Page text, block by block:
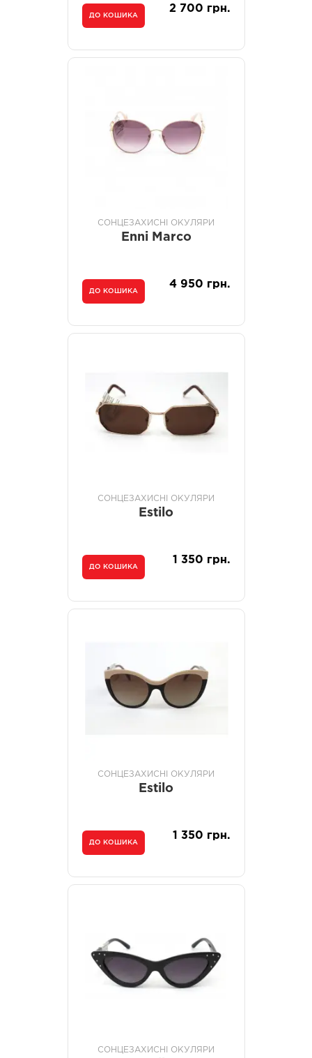
ДО КОШИКА
2 700 грн.
СОНЦЕЗАХИСНІ ОКУЛЯРИ
Enni Marco
ДО КОШИКА
4 950 грн.
СОНЦЕЗАХИСНІ ОКУЛЯРИ
Estilo
ДО КОШИКА
1 350 грн.
СОНЦЕЗАХИСНІ ОКУЛЯРИ
Estilo
ДО КОШИКА
1 350 грн.
СОНЦЕЗАХИСНІ ОКУЛЯРИ